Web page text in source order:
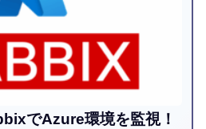
でAzure環境を監視！